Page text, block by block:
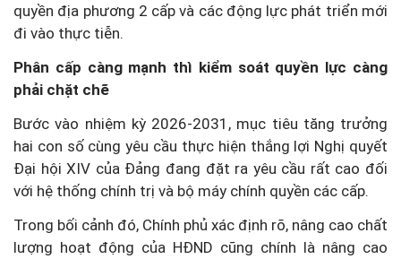
quyền địa phương 2 cấp và các động lực phát triển mới
đi vào thực tiễn.
Phân cấp càng mạnh thì kiểm soát quyền lực càng
phải chặt chẽ
Bước vào nhiệm kỳ 2026-2031, mục tiêu tăng trưởng
hai con số cùng yêu cầu thực hiện thắng lợi Nghị quyết
Đại hội XIV của Đảng đang đặt ra yêu cầu rất cao đối
với hệ thống chính trị và bộ máy chính quyền các cấp.
Trong bối cảnh đó, Chính phủ xác định rõ, nâng cao chất
lượng hoạt động của HĐND cũng chính là nâng cao